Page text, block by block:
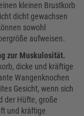
kleinen Brustkorb
dicht gewachsen
sowohl
aufweisen.
zur Muskulosität.
dicke und kräftige
Wangenknochen
Gesicht, wenn sich
der Hüfte, große
und kräftige